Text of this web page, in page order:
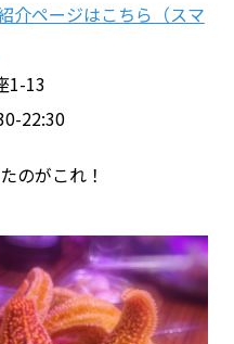
介ページはこちら（スマ
1-13
22:30
のがこれ！